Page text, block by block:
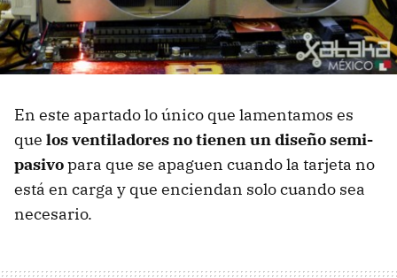
En este apartado lo único que lamentamos es
que los ventiladores no tienen un diseño semi-
pasivopara que se apaguen cuando la tarjeta no
está en carga y que enciendan solo cuando sea
necesario.